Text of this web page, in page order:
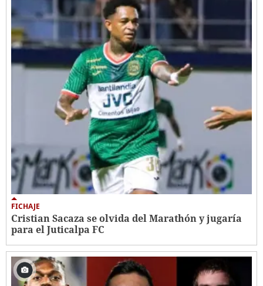
FICHAJE
Cristian Sacaza se olvida del Marathón y jugaría
para el Juticalpa FC